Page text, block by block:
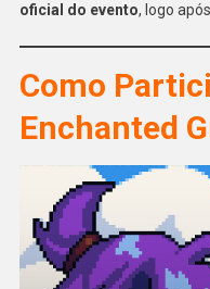
oficial do evento, logo
Como
Enchanted